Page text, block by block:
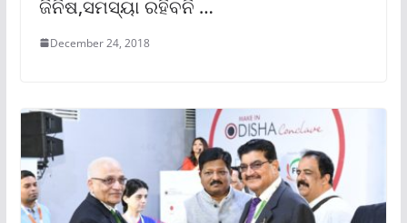
ଜିନିଷ,ସମସ୍ୟା ରହିବନି …
December 24, 2018